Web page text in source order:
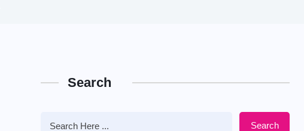
Search
Search